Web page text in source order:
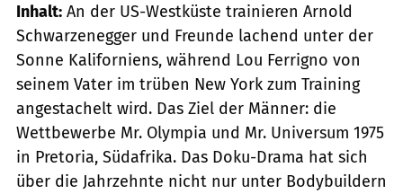
Inhalt: An der US-Westküste trainieren Arnold
Schwarzenegger und Freunde lachend unter der
Sonne Kaliforniens, während Lou Ferrigno von
seinem Vater im trüben New York zum Training
angestachelt wird. Das Ziel der Männer: die
Wettbewerbe Mr. Olympia und Mr. Universum 1975
in Pretoria, Südafrika. Das Doku-Drama hat sich
über die Jahrzehnte nicht nur unter Bodybuildern